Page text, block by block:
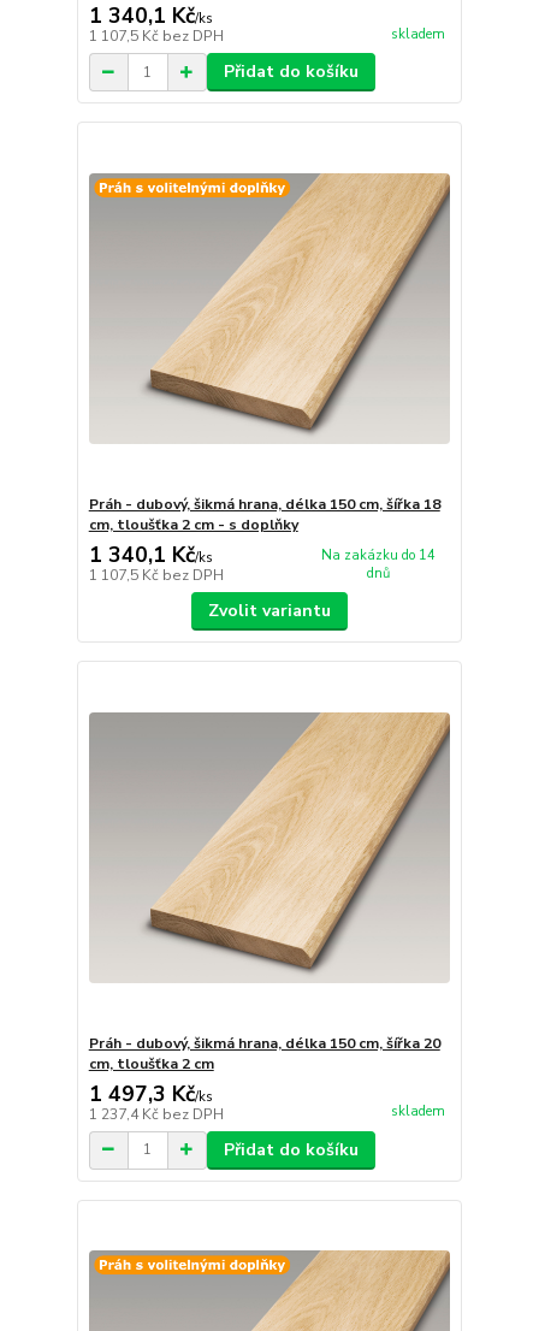
1 340,1 Kč/ks
1 107,5 Kč bez DPH skladem
Přidat do košíku
Práh - dubový, šikmá hrana, délka 150 cm, šířka 18
cm, tloušťka 2 cm - s doplňky
1 340,1 Kč/ks
1 107,5 Kč bez DPH
Na zakázku do 14
dnů
Zvolit variantu
Práh - dubový, šikmá hrana, délka 150 cm, šířka 20
cm, tloušťka 2 cm
1 497,3 Kč/ks
1 237,4 Kč bez DPH skladem
Přidat do košíku